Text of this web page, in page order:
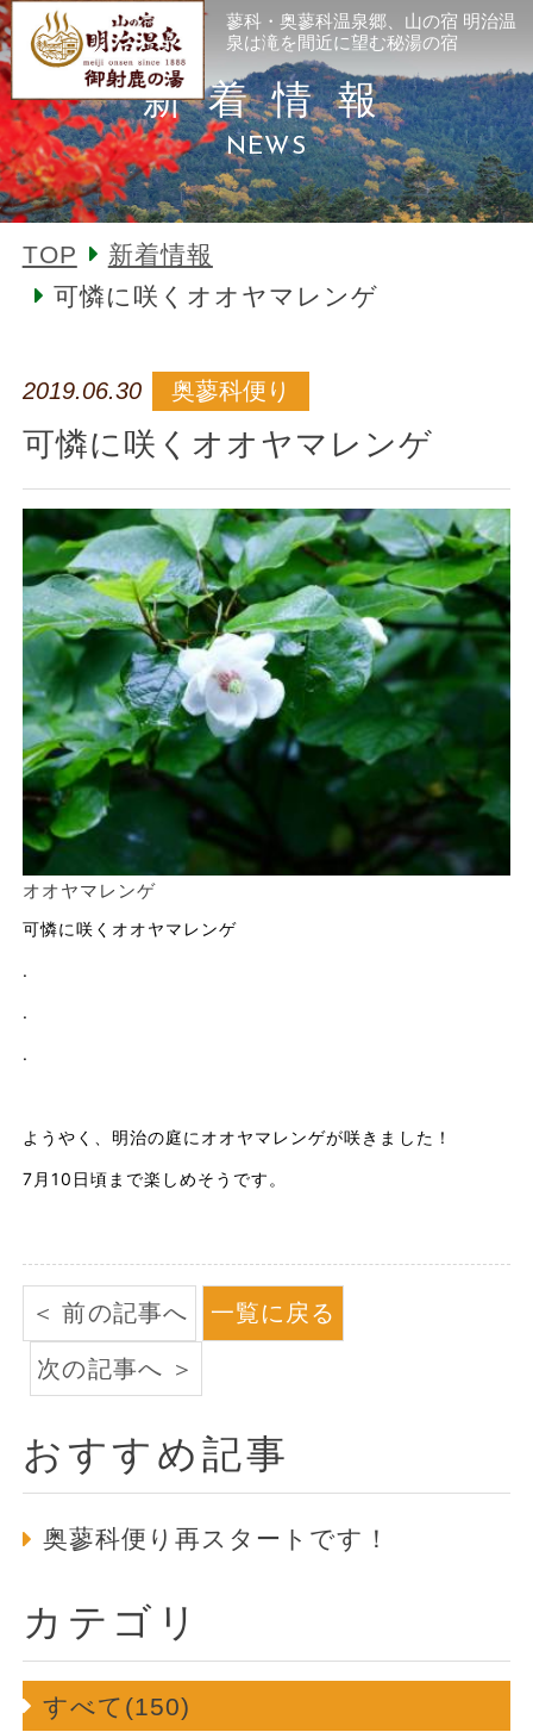
蓼科・奥蓼科温泉郷、山の宿 明治温
泉は滝を間近に望む秘湯の宿
新着情報
NEWS
TOP
新着情報
可憐に咲くオオヤマレンゲ
2019.06.30 奥蓼科便り
可憐に咲くオオヤマレンゲ
オオヤマレンゲ
可憐に咲くオオヤマレンゲ
.
.
.
ようやく、明治の庭にオオヤマレンゲが咲きました！
7月10日頃まで楽しめそうです。
前の記事へ 一覧に戻る
次の記事へ
おすすめ記事
奥蓼科便り再スタートです！
カテゴリ
すべて(150)